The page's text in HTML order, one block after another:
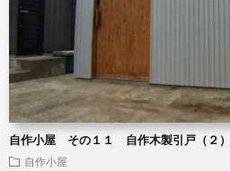
自作小屋 その１１ 自作木製引戸（２）
自作小屋